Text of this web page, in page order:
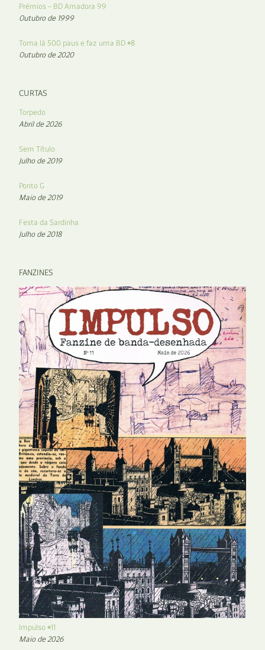
Prémios – BD Amadora 99
Outubro de 1999
Toma lá 500 paus e faz uma BD #8
Outubro de 2020
CURTAS
Torpedo
Abril de 2026
Sem Título
Julho de 2019
Ponto G
Maio de 2019
Festa da Sardinha
Julho de 2018
FANZINES
Impulso #11
Maio de 2026